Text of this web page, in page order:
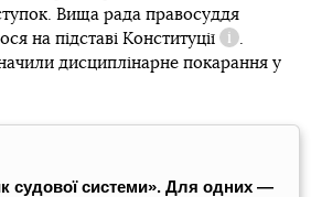
Вища рада правосуддя
на підставі Конституції
Довідка
.
дисциплінарне покарання у
судової системи». Для одних —